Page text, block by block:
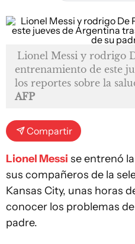
Lionel Messi y rodrigo
entrenamiento de este
los reportes sobre la
AFP
Compartir
Lionel Messi se entrenó
sus compañeros de la
Kansas City, unas horas
conocer los problemas
padre.